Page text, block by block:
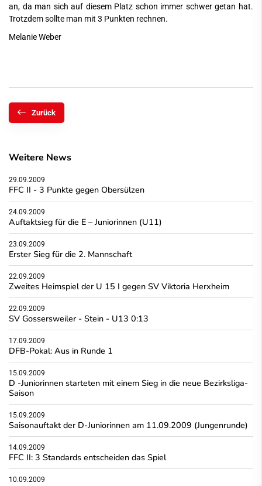
an, da man sich auf diesem Platz schon immer schwer getan hat.
Trotzdem sollte man mit 3 Punkten rechnen.
Melanie Weber
Zurück
Weitere News
29.09.2009
FFC II - 3 Punkte gegen Obersülzen
24.09.2009
Auftaktsieg für die E – Juniorinnen (U11)
23.09.2009
Erster Sieg für die 2. Mannschaft
22.09.2009
Zweites Heimspiel der U 15 I gegen SV Viktoria Herxheim
22.09.2009
SV Gossersweiler - Stein - U13 0:13
17.09.2009
DFB-Pokal: Aus in Runde 1
15.09.2009
D -Juniorinnen starteten mit einem Sieg in die neue Bezirksliga-
Saison
15.09.2009
Saisonauftakt der D-Juniorinnen am 11.09.2009 (Jungenrunde)
14.09.2009
FFC II: 3 Standards entscheiden das Spiel
10.09.2009